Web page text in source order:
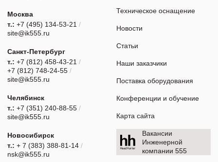
Москва
т.: +7 (495) 134-53-21 /
site@ik555.ru
Санкт-Петербург
т.: +7 (812) 458-43-21 /
+7 (812) 748-24-55 /
site@ik555.ru
Челябинск
т.: +7 (351) 240-88-55 /
site@ik555.ru
Новосибирск
т.: + 7 (383) 388-81-14 /
nsk@ik555.ru
Техническое оснащение
Новости
Статьи
Наши заказчики
Поставка оборудования
Конференции и обучение
Карта сайта
Вакансии
Инженерной
компании 555